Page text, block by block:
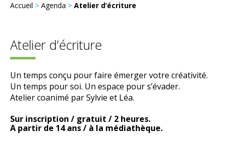
Accueil > Agenda > Atelier d’écriture
Atelier d’écriture
Un temps conçu pour faire émerger votre créativité.
Un temps pour soi. Un espace pour s’évader.
Atelier coanimé par Sylvie et Léa.
Sur inscription / gratuit / 2 heures.
A partir de 14 ans / à la médiathèque.